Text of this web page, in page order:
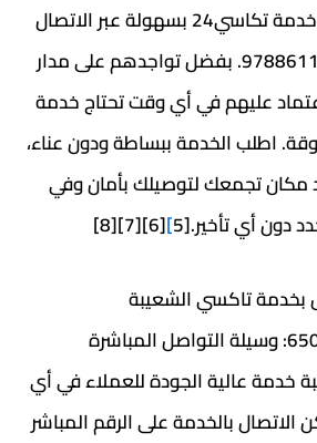
يمكن التواصل مع خدمة تكاسي24 بسهولة عبر الاتصال
بالرقم المخصص 97886111. بفضل تواجدهم على مدار
عليهم في أي وقت تحتاج خدمة
اطلب الخدمة ببساطة ودون عناء،
مكان تجمعك لتوصيلك بأمان وفي
دون أي تأخير.[5 ]
[6][7][8]
بخدمة تاكسي الشعيبة
خدمة عالية الجودة للعملاء في أي
بالخدمة على الرقم المباشر